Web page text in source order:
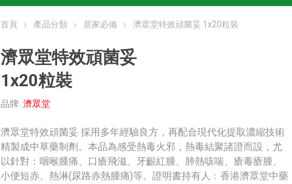
首頁 產品分類 居家必備 濟眾堂特效頑菌妥 1x20粒裝
濟眾堂特效頑菌妥
1x20粒裝
品牌: 濟眾堂
濟眾堂特效頑菌妥 採用多年經驗良方，再配合現代化提取濃縮技術
精製成中草藥制劑。本品為感受熱毒火邪，熱毒結聚諸證而設，尤
以針對：咽喉腫痛、口瘡飛滋、牙齦紅腫、肺熱咳喘、瘡毒瘡腫、
小便短赤、熱淋(尿路赤熱腫痛)等。證明書持有人﹕香港濟眾堂中藥